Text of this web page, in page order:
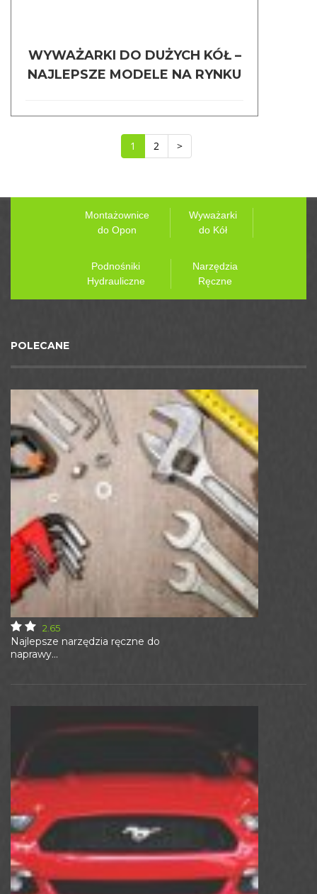
WYWAŻARKI DO DUŻYCH KÓŁ –
NAJLEPSZE MODELE NA RYNKU
1 2 >
Montażownice
do Opon
Wyważarki
do Kół
Podnośniki
Hydrauliczne
Narzędzia
Ręczne
POLECANE
Najlepsze narzędzia ręczne do
naprawy...
2.65